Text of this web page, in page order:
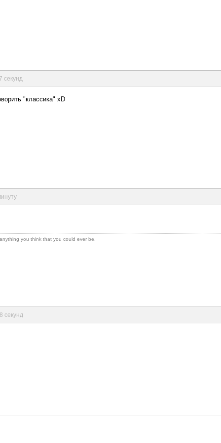
секунд
"классика" xD
you think that you could ever be.
секунд